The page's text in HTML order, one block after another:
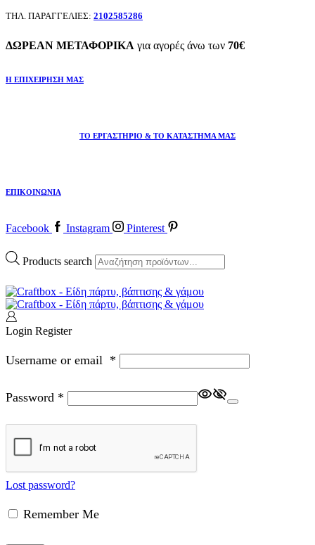
ΤΗΛ. ΠΑΡΑΓΓΕΛΙΕΣ: 2102585286
ΔΩΡΕΑΝ ΜΕΤΑΦΟΡΙΚΑ για αγορές άνω των 70€
Η ΕΠΙΧΕΙΡΗΣΗ ΜΑΣ
ΤΟ ΕΡΓΑΣΤΗΡΙΟ & ΤΟ ΚΑΤΑΣΤΗΜΑ ΜΑΣ
ΕΠΙΚΟΙΝΩΝΙΑ
Facebook Instagram Pinterest
Products search
Login Register
Username or email *
Password *
Lost password?
Remember Me